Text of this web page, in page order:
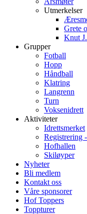
Utmerkelser
Grete
Knut
Grupper
Fotball
Hopp
Håndball
Klatring
Langrenn
Turn
Voksenidrett
Aktiviteter
Idrettsmerket
Registrering
Hofhallen
Skiløyper
Nyheter
Bli medlem
Kontakt oss
Våre sponsorer
Hof Toppers
Toppturer